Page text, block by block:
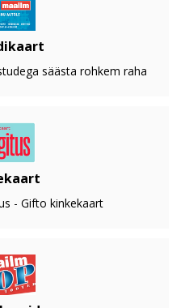
säästa rohkem raha
- Gifto kinkekaart